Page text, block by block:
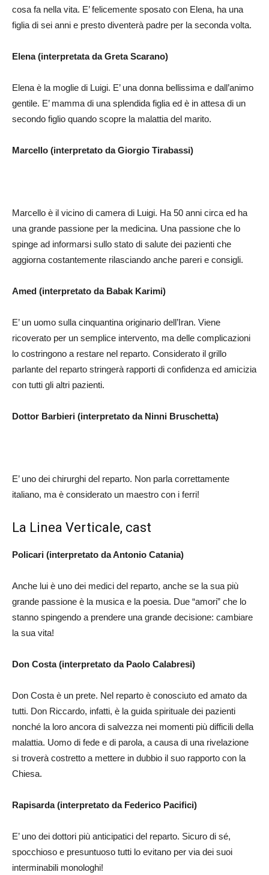
cosa fa nella vita. E’ felicemente sposato con Elena, ha una
figlia di sei anni e presto diventerà padre per la seconda volta.
Elena (interpretata da Greta Scarano)
Elena è la moglie di Luigi. E’ una donna bellissima e dall’animo
gentile. E’ mamma di una splendida figlia ed è in attesa di un
secondo figlio quando scopre la malattia del marito.
Marcello (interpretato da Giorgio Tirabassi)
Marcello è il vicino di camera di Luigi. Ha 50 anni circa ed ha
una grande passione per la medicina. Una passione che lo
spinge ad informarsi sullo stato di salute dei pazienti che
aggiorna costantemente rilasciando anche pareri e consigli.
Amed (interpretato da Babak Karimi)
E’ un uomo sulla cinquantina originario dell’Iran. Viene
ricoverato per un semplice intervento, ma delle complicazioni
lo costringono a restare nel reparto. Considerato il grillo
parlante del reparto stringerà rapporti di confidenza ed amicizia
con tutti gli altri pazienti.
Dottor Barbieri (interpretato da Ninni Bruschetta)
E’ uno dei chirurghi del reparto. Non parla correttamente
italiano, ma è considerato un maestro con i ferri!
La Linea Verticale, cast
Policari (interpretato da Antonio Catania)
Anche lui è uno dei medici del reparto, anche se la sua più
grande passione è la musica e la poesia. Due “amori” che lo
stanno spingendo a prendere una grande decisione: cambiare
la sua vita!
Don Costa (interpretato da Paolo Calabresi)
Don Costa è un prete. Nel reparto è conosciuto ed amato da
tutti. Don Riccardo, infatti, è la guida spirituale dei pazienti
nonché la loro ancora di salvezza nei momenti più difficili della
malattia. Uomo di fede e di parola, a causa di una rivelazione
si troverà costretto a mettere in dubbio il suo rapporto con la
Chiesa.
Rapisarda (interpretato da Federico Pacifici)
E’ uno dei dottori più anticipatici del reparto. Sicuro di sé,
spocchioso e presuntuoso tutti lo evitano per via dei suoi
interminabili monologhi!